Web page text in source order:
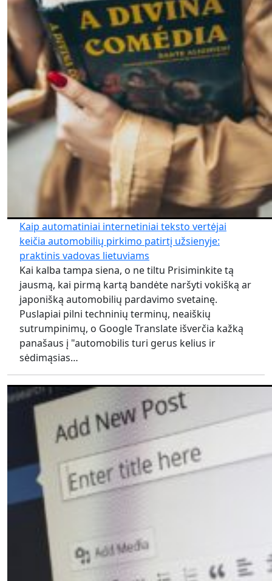
Kaip automatiniai internetiniai teksto vertėjai
keičia automobilių pirkimo patirtį užsienyje:
praktinis vadovas lietuviams
Kai kalba tampa siena, o ne tiltu Prisiminkite tą
jausmą, kai pirmą kartą bandėte naršyti vokišką ar
japonišką automobilių pardavimo svetainę.
Puslapiai pilni techninių terminų, neaiškių
sutrumpinimų, o Google Translate išverčia kažką
panašaus į "automobilis turi gerus kelius ir
sėdimąsias…